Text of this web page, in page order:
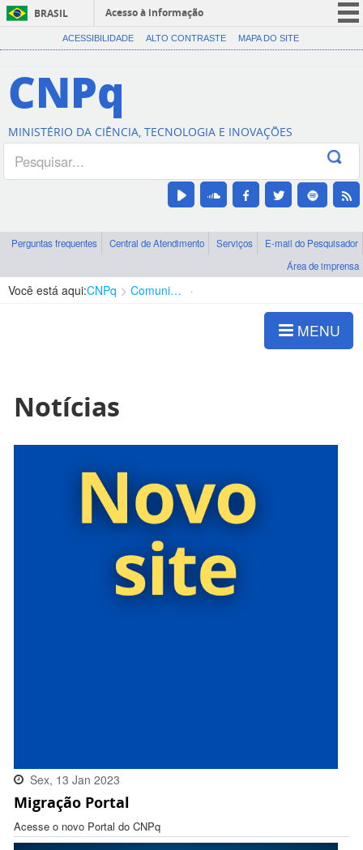
BRASIL
Acesso à informação
CORONAVÍRUS (COVID-19)
Canais
ACESSIBILIDADE ALTO CONTRASTE MAPA DO SITE
CNPq
MINISTÉRIO DA CIÊNCIA, TECNOLOGIA E INOVAÇÕES
Perguntas frequentes Central de Atendimento Serviços
E-mail do Pesquisador
Área de imprensa
Você está aqui:CNPq Comunicação
MENU
Notícias
Sex, 13 Jan 2023
16:32:00 -0300
Migração Portal
Acesse o novo Portal do CNPq